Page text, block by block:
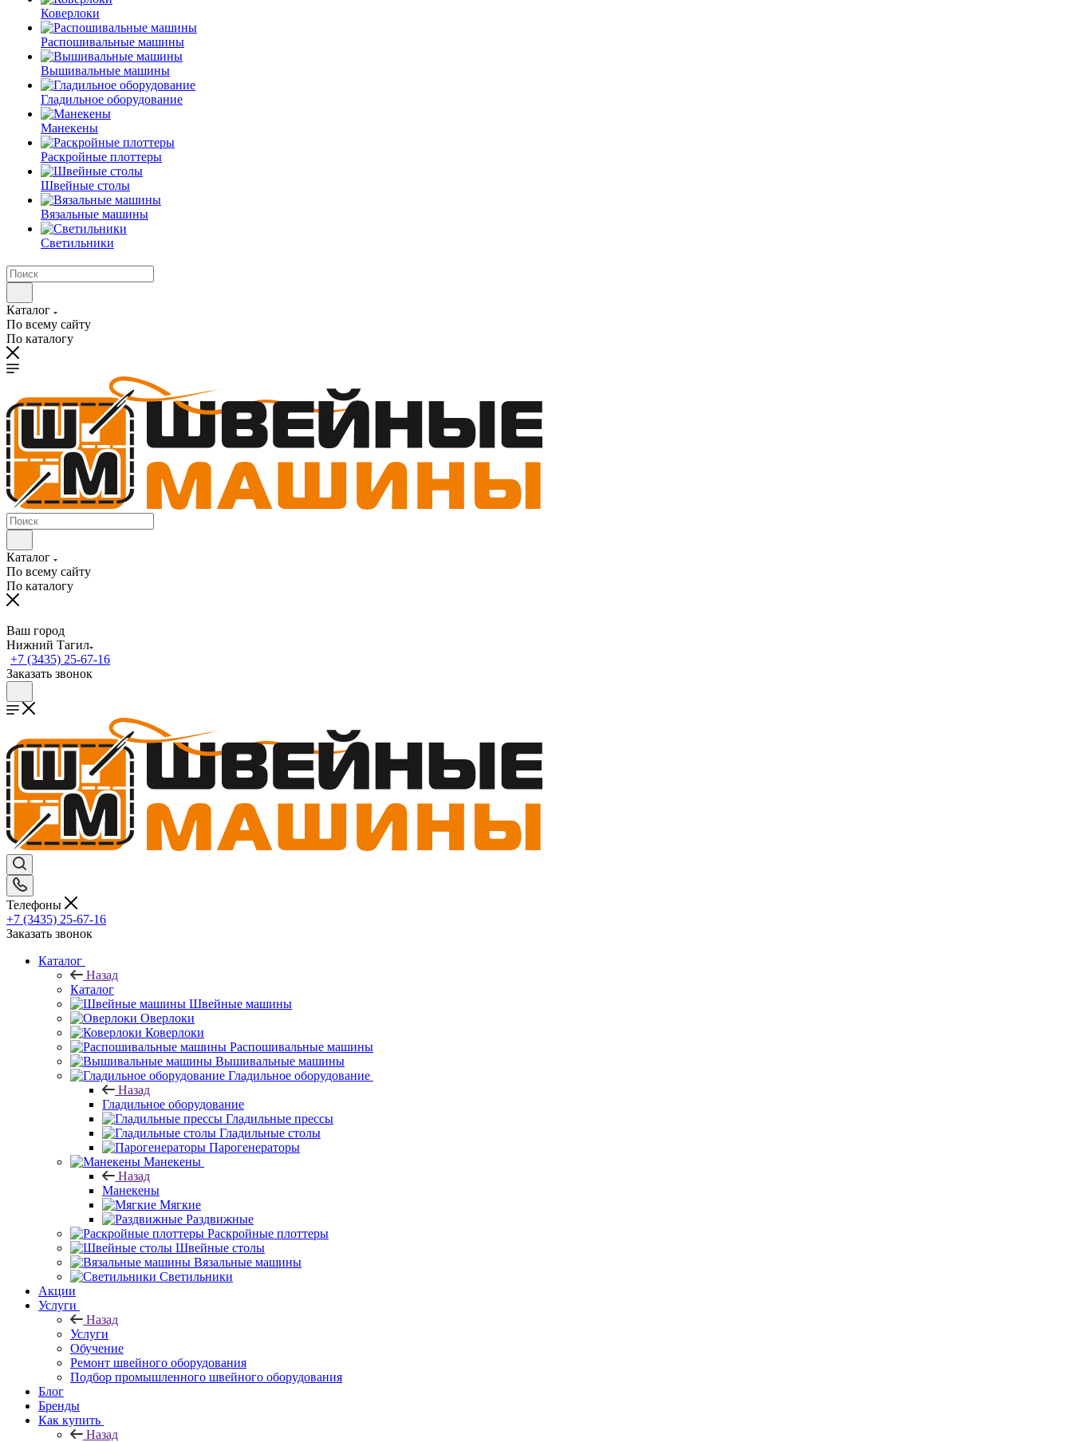
Коверлоки
Распошивальные машины
Вышивальные машины
Гладильное оборудование
Манекены
Раскройные плоттеры
Швейные столы
Вязальные машины
Светильники
Каталог
По всему сайту
По каталогу
Каталог
По всему сайту
По каталогу
Ваш город
Нижний Тагил
+7 (3435) 25-67-16
Заказать звонок
Телефоны
+7 (3435) 25-67-16
Заказать звонок
Каталог
Назад
Каталог
Швейные машины
Оверлоки
Коверлоки
Распошивальные машины
Вышивальные машины
Гладильное оборудование
Назад
Гладильное оборудование
Гладильные прессы
Гладильные столы
Парогенераторы
Манекены
Назад
Манекены
Мягкие
Раздвижные
Раскройные плоттеры
Швейные столы
Вязальные машины
Светильники
Акции
Услуги
Назад
Услуги
Обучение
Ремонт швейного оборудования
Подбор промышленного швейного оборудования
Блог
Бренды
Как купить
Назад